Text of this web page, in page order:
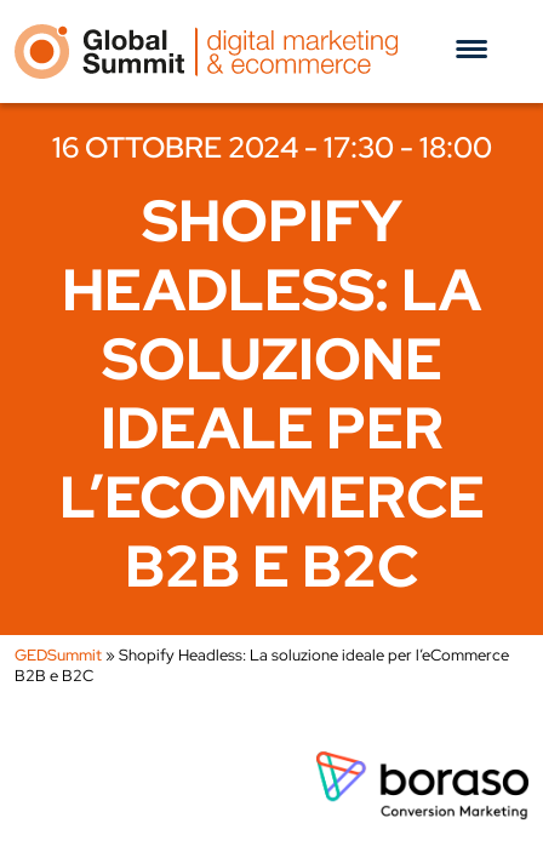
16 OTTOBRE 2024 - 17:30 - 18:00
SHOPIFY
HEADLESS: LA
SOLUZIONE
IDEALE PER
L’ECOMMERCE
B2B E B2C
GEDSummit»Shopify Headless: La soluzione ideale per l’eCommerce
B2B e B2C